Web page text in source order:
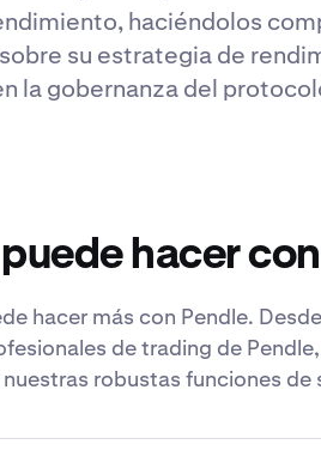
haciéndolos
su estrategia de
la gobernanza del
hacer
hacer más con Pendle.
de trading de
robustas funciones